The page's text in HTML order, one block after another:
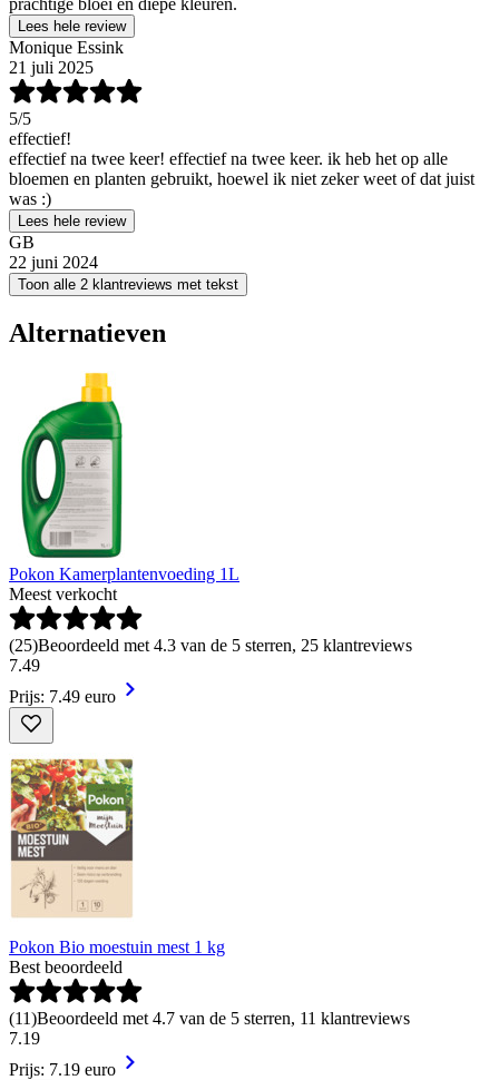
Lees hele review
Monique Essink
21 juli 2025
5/5
effectief!
effectief na twee keer! effectief na twee keer. ik heb het op alle
bloemen en planten gebruikt, hoewel ik niet zeker weet of dat juist
was :)
Lees hele review
GB
22 juni 2024
Toon alle 2 klantreviews met tekst
Alternatieven
Pokon Kamerplantenvoeding 1L
Meest verkocht
(25)Beoordeeld met 4.3 van de 5 sterren, 25 klantreviews
7.49
Prijs: 7.49 euro
Pokon Bio moestuin mest 1 kg
Best beoordeeld
(11)Beoordeeld met 4.7 van de 5 sterren, 11 klantreviews
7.19
Prijs: 7.19 euro